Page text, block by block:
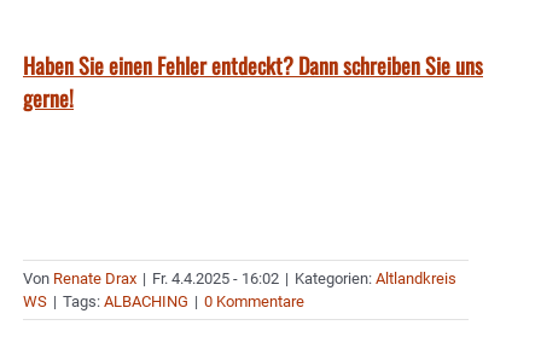
Haben Sie einen Fehler entdeckt? Dann schreiben Sie uns
gerne!
Von Renate Drax | Fr. 4.4.2025 - 16:02 | Kategorien: Altlandkreis
WS | Tags: ALBACHING | 0 Kommentare